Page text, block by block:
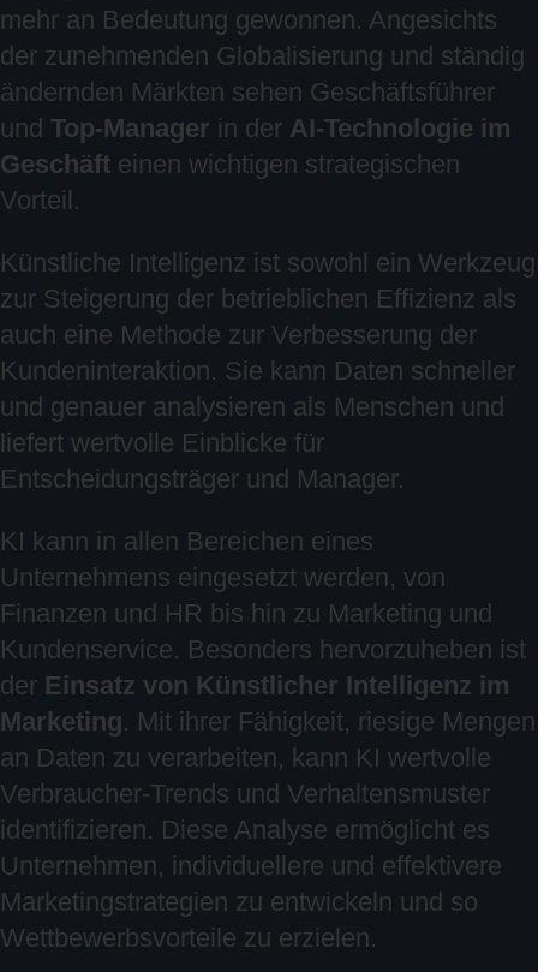
mehr an Bedeutung gewonnen. Angesichts
der zunehmenden Globalisierung und ständig
ändernden Märkten sehen Geschäftsführer
und Top-Manager in der AI-Technologie im
Geschäft einen wichtigen strategischen
Vorteil.
Künstliche Intelligenz ist sowohl ein Werkzeug
zur Steigerung der betrieblichen Effizienz als
auch eine Methode zur Verbesserung der
Kundeninteraktion. Sie kann Daten schneller
und genauer analysieren als Menschen und
liefert wertvolle Einblicke für
Entscheidungsträger und Manager.
KI kann in allen Bereichen eines
Unternehmens eingesetzt werden, von
Finanzen und HR bis hin zu Marketing und
Kundenservice. Besonders hervorzuheben ist
der Einsatz von Künstlicher Intelligenz im
Marketing. Mit ihrer Fähigkeit, riesige Mengen
an Daten zu verarbeiten, kann KI wertvolle
Verbraucher-Trends und Verhaltensmuster
identifizieren. Diese Analyse ermöglicht es
Unternehmen, individuellere und effektivere
Marketingstrategien zu entwickeln und so
Wettbewerbsvorteile zu erzielen.